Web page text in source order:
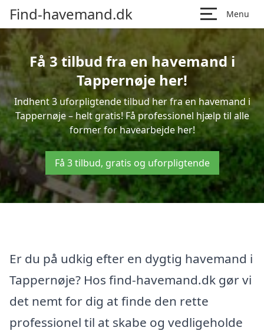
Find-havemand.dk Menu
Få 3 tilbud fra en havemand i
Tappernøje her!
Indhent 3 uforpligtende tilbud her fra en havemand i
Tappernøje – helt gratis! Få professionel hjælp til alle
former for havearbejde her!
Få 3 tilbud, gratis og uforpligtende
Er du på udkig efter en dygtig havemand i
Tappernøje? Hos find-havemand.dk gør vi
det nemt for dig at finde den rette
professionel til at skabe og vedligeholde